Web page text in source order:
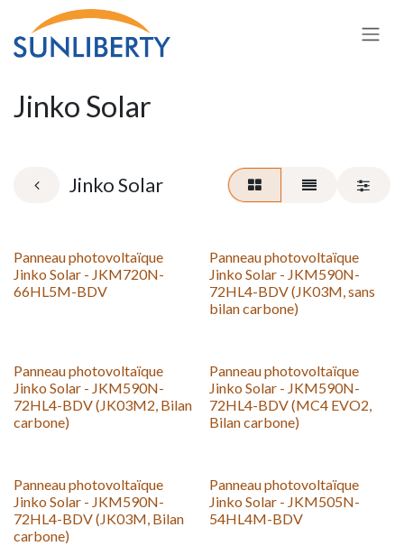
Zum Inhalt springen
Jinko Solar
Jinko Solar
Panneau photovoltaïque
Jinko Solar - JKM720N-
66HL5M-BDV
Panneau photovoltaïque
Jinko Solar - JKM590N-
72HL4-BDV (JK03M, sans
bilan carbone)
Panneau photovoltaïque
Jinko Solar - JKM590N-
72HL4-BDV (JK03M2, Bilan
carbone)
Panneau photovoltaïque
Jinko Solar - JKM590N-
72HL4-BDV (MC4 EVO2,
Bilan carbone)
Panneau photovoltaïque
Jinko Solar - JKM590N-
72HL4-BDV (JK03M, Bilan
carbone)
Panneau photovoltaïque
Jinko Solar - JKM505N-
54HL4M-BDV